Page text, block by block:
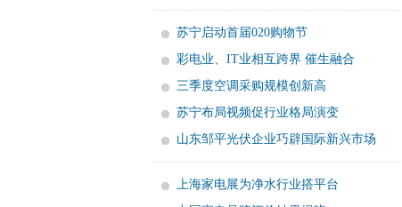
苏宁启动首届020购物节
彩电业、IT业相互跨界 催生融合
三季度空调采购规模创新高
苏宁布局视频促行业格局演变
山东邹平光伏企业巧辟国际新兴市场
上海家电展为净水行业搭平台